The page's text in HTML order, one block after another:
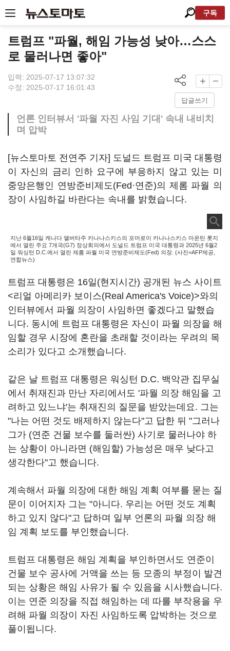
구독
트럼프 "파월, 해임 가능성 낮아…스스
로 물러나면 좋아"
입력: 2025-07-17 13:07:32
수정: 2025-07-17 16:01:43
답글쓰기
언론 인터뷰서 '파월 자진 사임 기대' 속내 내비치
며 압박
[뉴스토마토 전연주 기자] 도널드 트럼프 미국 대통령
이 자신의 금리 인하 요구에 부응하지 않고 있는 미
중앙은행인 연방준비제도(Fed·연준)의 제롬 파월 의
장이 사임하길 바란다는 속내를 밝혔습니다.
지난 6월16일 캐나다 앨버타주 카나나스키스의 포머로이 카나나스키스 마운틴 롯지
에서 열린 주요 7개국(G7) 정상회의에서 도널드 트럼프 미국 대통령과 2025년 6월2
일 워싱턴 D.C.에서 열린 제롬 파월 미국 연방준비제도(Fed) 의장. (사진=AFP제공,
연합뉴스)
트럼프 대통령은 16일(현지시간) 공개된 뉴스 사이트
<리얼 아메리카 보이스(Real America's Voice)>와의
인터뷰에서 파월 의장이 사임하면 좋겠다고 말했습
니다. 동시에 트럼프 대통령은 자신이 파월 의장을 해
임할 경우 시장에 혼란을 초래할 것이라는 우려의 목
소리가 있다고 소개했습니다.
같은 날 트럼프 대통령은 워싱턴 D.C. 백악관 집무실
에서 취재진과 만난 자리에서도 '파월 의장 해임을 고
려하고 있느냐'는 취재진의 질문을 받았는데요. 그는
"나는 어떤 것도 배제하지 않는다"고 답한 뒤 "그러나
그가 (연준 건물 보수를 둘러싼) 사기로 물러나야 하
는 상황이 아니라면 (해임할) 가능성은 매우 낮다고
생각한다"고 했습니다.
계속해서 파월 의장에 대한 해임 계획 여부를 묻는 질
문이 이어지자 그는 "아니다. 우리는 어떤 것도 계획
하고 있지 않다"고 답하며 일부 언론의 파월 의장 해
임 계획 보도를 부인했습니다.
트럼프 대통령은 해임 계획을 부인하면서도 연준이
건물 보수 공사에 거액을 쓰는 등 모종의 부정이 발견
되는 상황은 해임 사유가 될 수 있음을 시사했습니다.
이는 연준 의장을 직접 해임하는 데 따를 부작용을 우
려해 파월 의장이 자진 사임하도록 압박하는 것으로
풀이됩니다.